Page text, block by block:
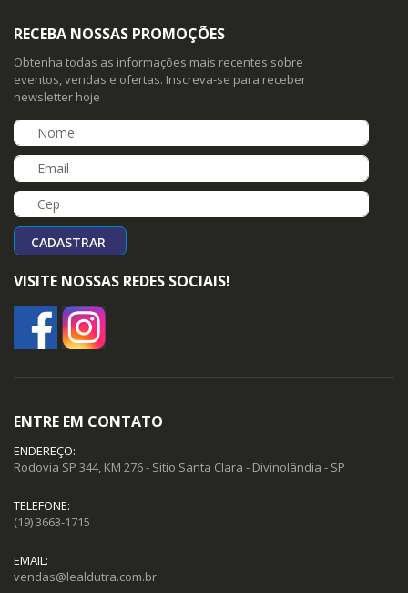
RECEBA NOSSAS PROMOÇÕES
Obtenha todas as informações mais recentes sobre
eventos, vendas e ofertas. Inscreva-se para receber
newsletter hoje
CADASTRAR
VISITE NOSSAS REDES SOCIAIS!
ENTRE EM CONTATO
ENDEREÇO:
Rodovia SP 344, KM 276 - Sitio Santa Clara - Divinolândia - SP
TELEFONE:
(19) 3663-1715
EMAIL:
vendas@lealdutra.com.br